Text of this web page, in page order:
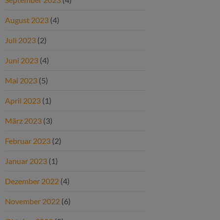
August 2023 (4)
Juli 2023 (2)
Juni 2023 (4)
Mai 2023 (5)
April 2023 (1)
März 2023 (3)
Februar 2023 (2)
Januar 2023 (1)
Dezember 2022 (4)
November 2022 (6)